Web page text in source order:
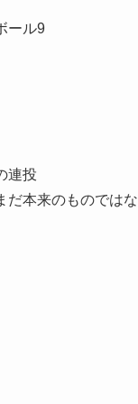
ール9
連投
だ本来のものでは